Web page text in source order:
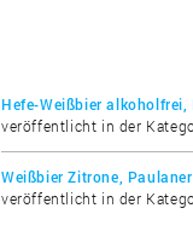
Hefe-Weißbier
veröffentlicht in der
Weißbier Zitrone,
veröffentlicht in der